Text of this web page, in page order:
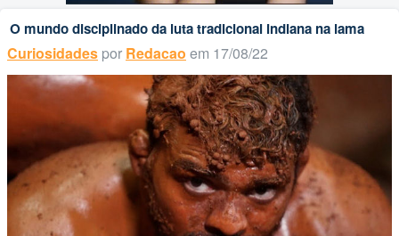
O mundo disciplinado da luta tradicional indiana na lama
Curiosidades por Redacao em 17/08/22